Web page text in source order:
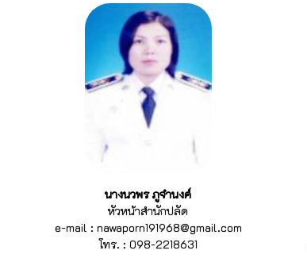
นางนวพร ภูจำนงค์
หัวหน้าสำนักปลัด
e-mail : nawaporn191968@gmail.com
โทร. : 098-2218631